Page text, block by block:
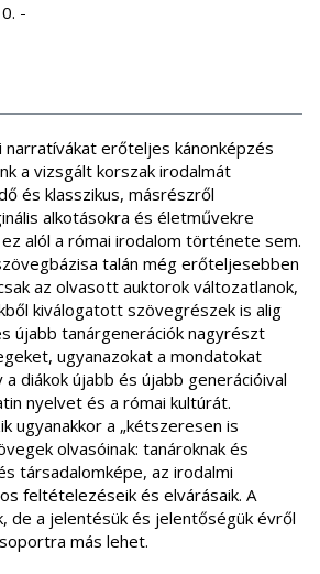
-
erőteljes kánonképzés
a vizsgált korszak irodalmát
és klasszikus, másrészről
alkotásokra és életművekre
alól a római irodalom története sem.
talán még erőteljesebben
az olvasott auktorok változatlanok,
kiválogatott szövegrészek is alig
újabb tanárgenerációk nagyrészt
ugyanazokat a mondatokat
a diákok újabb és újabb generációival
nyelvet és a római kultúrát.
ugyanakkor a „kétszeresen is
olvasóinak: tanároknak és
társadalomképe, az irodalmi
feltételezéseik és elvárásaik. A
de a jelentésük és jelentőségük évről
más lehet.